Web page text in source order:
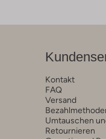
Kontakt
FAQ
Versand
Umtauschen
Retournieren